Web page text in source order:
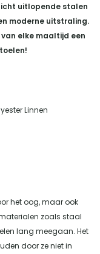
uitlopende stalen
moderne uitstraling.
elke maaltijd een
Linnen
het oog, maar ook
zoals staal
lang meegaan. Het
door ze niet in